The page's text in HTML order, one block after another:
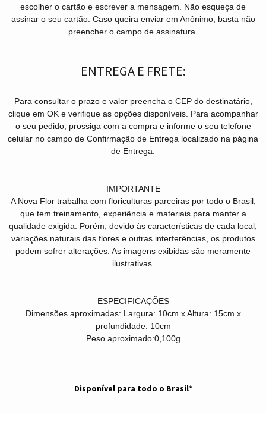
escolher o cartão e escrever a mensagem. Não esqueça de
assinar o seu cartão. Caso queira enviar em Anônimo, basta não
preencher o campo de assinatura.
ENTREGA E FRETE:
Para consultar o prazo e valor preencha o CEP do destinatário,
clique em OK e verifique as opções disponíveis. Para acompanhar
o seu pedido, prossiga com a compra e informe o seu telefone
celular no campo de Confirmação de Entrega localizado na página
de Entrega.
IMPORTANTE
A Nova Flor trabalha com floriculturas parceiras por todo o Brasil,
que tem treinamento, experiência e materiais para manter a
qualidade exigida. Porém, devido às características de cada local,
variações naturais das flores e outras interferências, os produtos
podem sofrer alterações. As imagens exibidas são meramente
ilustrativas.
ESPECIFICAÇÕES
Dimensões aproximadas: Largura: 10cm x Altura: 15cm x
profundidade: 10cm
Peso aproximado:0,100g
Disponível para todo o Brasil*